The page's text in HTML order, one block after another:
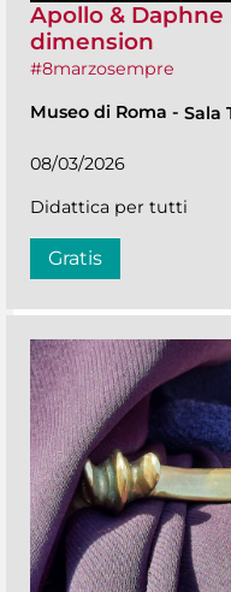
Apollo &
dimension
#8marzosempre
Museo di Roma - Sala
08/03/2026
Didattica per tutti
Gratis